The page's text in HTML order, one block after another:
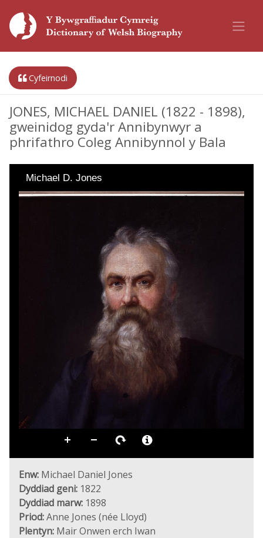
Cyfeirnodi
JONES, MICHAEL DANIEL (1822 - 1898),
gweinidog gyda'r Annibynwyr a
phrifathro Coleg Annibynnol y Bala
Michael D. Jones
Enw: Michael Daniel Jones
Dyddiad geni: 1822
Dyddiad marw: 1898
Priod:Anne Jones (née Lloyd)
Plentyn: Mair Onwen erch Iwan